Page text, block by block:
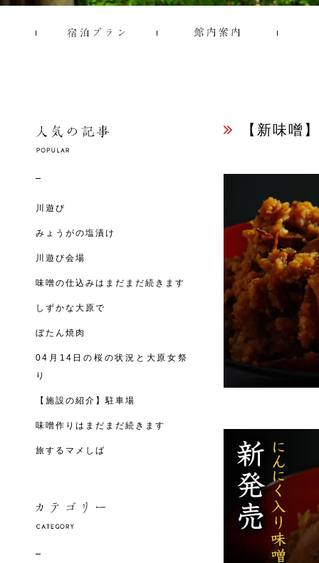
川遊び
みょうがの塩漬け
川遊び会場
味噌の仕込みはまだまだ続きます
しずかな大原で
ぼたん焼肉
04月14日の桜の状況と大原女祭
り
【施設の紹介】駐車場
味噌作りはまだまだ続きます
旅するマメしば
【新味噌